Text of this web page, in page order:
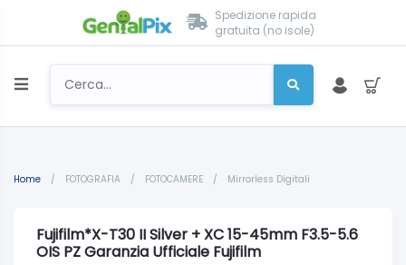
Spedizione rapida
gratuita (no isole)
Home / FOTOGRAFIA / FOTOCAMERE / Mirrorless Digitali
Fujifilm*X-T30 II Silver + XC 15-45mm F3.5-5.6
OIS PZ Garanzia Ufficiale Fujifilm